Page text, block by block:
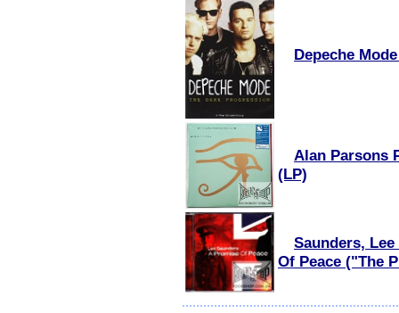
Depeche
Alan Parsons
(LP)
Saunders,
Of Peace ("The